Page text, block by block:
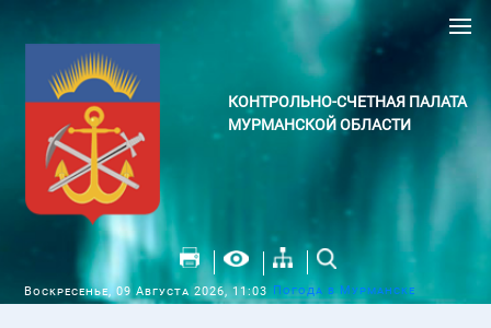
КОНТРОЛЬНО-СЧЕТНАЯ ПАЛАТА
МУРМАНСКОЙ ОБЛАСТИ
Воскресенье, 09 Августа 2026, 11:03 Погода в Мурманске